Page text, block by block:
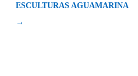
ESCULTURAS AGUAMARINA
→